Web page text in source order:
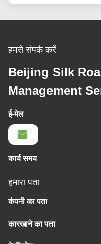
हमसे संपर्क करें
Beijing Silk
Management
ई-मेल
कार्य समय
हमारा पता
कंपनी का पता
कारखाने का पता